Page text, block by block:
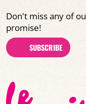
Don't miss any of
promise!
SUBSCRIBE